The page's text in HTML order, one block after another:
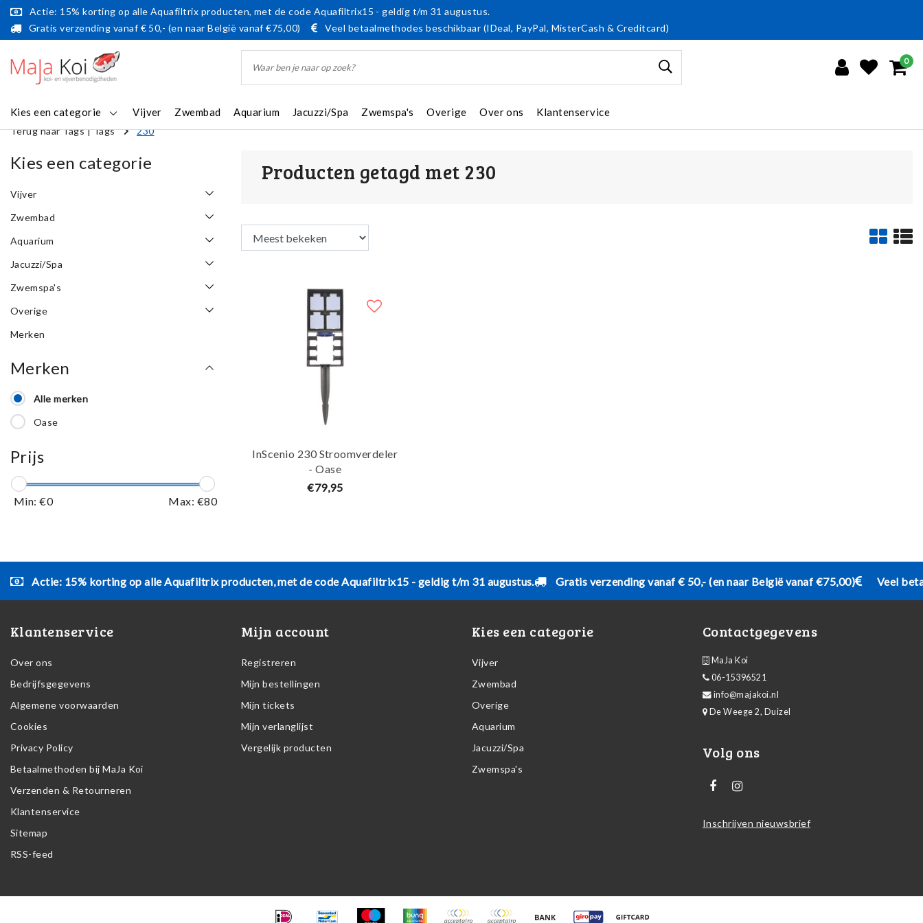
Actie: 15% korting op alle Aquafiltrix producten, met de code Aquafiltrix15 - geldig t/m 31 augustus.
Gratis verzending vanaf € 50,- (en naar België vanaf €75,00)
Veel betaalmethodes beschikbaar (IDeal, PayPal, MisterCash & Creditcard)
0
Kies een categorie Vijver Zwembad Aquarium Jacuzzi/Spa Zwemspa's Overige Over ons Klantenservice
Terug naar Tags|Tags 230
Kies een categorie
Vijver
Zwembad
Aquarium
Jacuzzi/Spa
Zwemspa's
Overige
Merken
Merken
Alle merken
Oase
Prijs
Min: €0 Max: €80
Producten getagd met 230
InScenio 230 Stroomverdeler
- Oase
€79,95
Actie: 15% korting op alle Aquafiltrix producten, met de code Aquafiltrix15 - geldig t/m 31 augustus. Gratis verzending vanaf € 50,- (en naar België vanaf €75,00) Veel
Klantenservice
Over ons
Bedrijfsgegevens
Algemene voorwaarden
Cookies
Privacy Policy
Betaalmethoden bij MaJa Koi
Verzenden & Retourneren
Klantenservice
Sitemap
RSS-feed
Mijn account
Registreren
Mijn bestellingen
Mijn tickets
Mijn verlanglijst
Vergelijk producten
Kies een categorie
Vijver
Zwembad
Overige
Aquarium
Jacuzzi/Spa
Zwemspa's
Contactgegevens
MaJa Koi
06-15396521
info@majakoi.nl
De Weege 2, Duizel
Volg ons
Inschrijven nieuwsbrief